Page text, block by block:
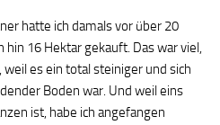
hatte ich damals vor über 20
hin 16 Hektar gekauft. Das war viel,
es ein total steiniger und sich
Boden war. Und weil eins
ist, habe ich angefangen